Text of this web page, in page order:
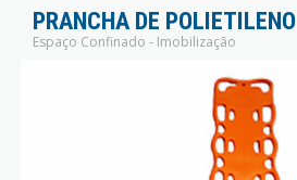
PRANCHA DE POLIETILENO
Espaço Confinado - Imobilização